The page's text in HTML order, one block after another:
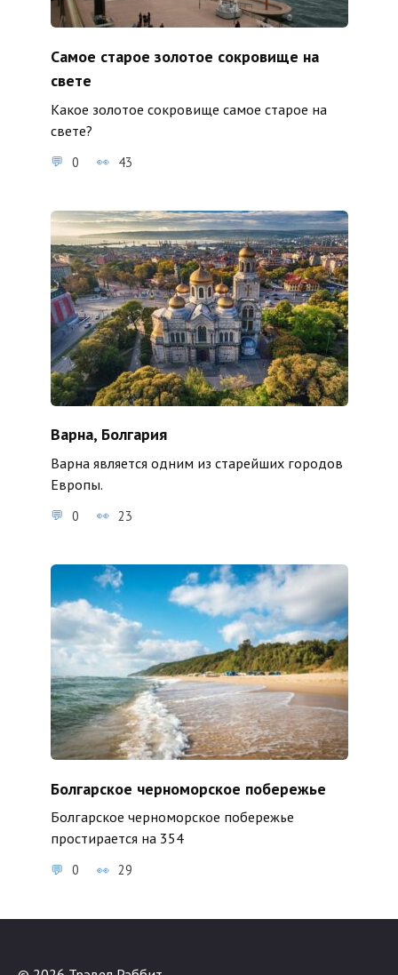
Самое старое золотое сокровище на
свете
Какое золотое сокровище самое старое на
свете?
0 43
Варна, Болгария
Варна является одним из старейших городов
Европы.
0 23
Болгарское черноморское побережье
Болгарское черноморское побережье
простирается на 354
0 29